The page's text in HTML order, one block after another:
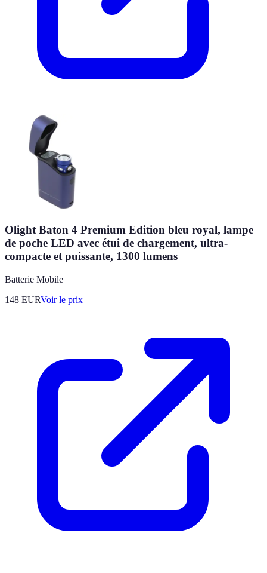
Olight Baton 4 Premium Edition bleu royal, lampe
de poche LED avec étui de chargement, ultra-
compacte et puissante, 1300 lumens
Batterie Mobile
148 EURVoir le prix